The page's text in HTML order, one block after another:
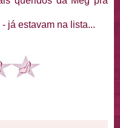
já estavam na lista...